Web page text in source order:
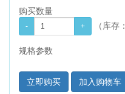
购买数量
（库存：
规格参数
加入购物车